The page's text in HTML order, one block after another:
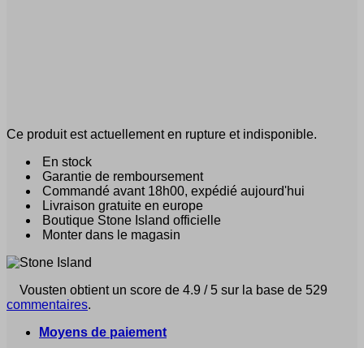
Ce produit est actuellement en rupture et indisponible.
En stock
Garantie de remboursement
Commandé avant 18h00, expédié aujourd'hui
Livraison gratuite en europe
Boutique Stone Island officielle
Monter dans le magasin
Vousten obtient un score de 4.9 / 5 sur la base de 529
commentaires.
Moyens de paiement